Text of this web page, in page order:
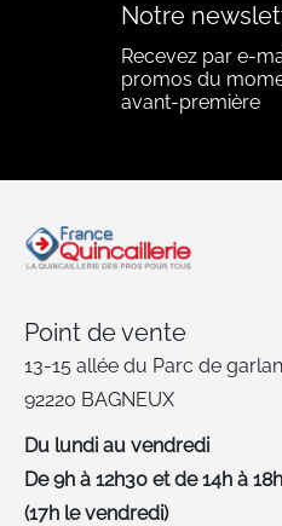
Notre
Recevez par e-
promos du
avant-première
Point de vente
13-15 allée du Parc de
92220 BAGNEUX
Du lundi au vendredi
De 9h à 12h30 et de 14h à 18h
(17h le vendredi)